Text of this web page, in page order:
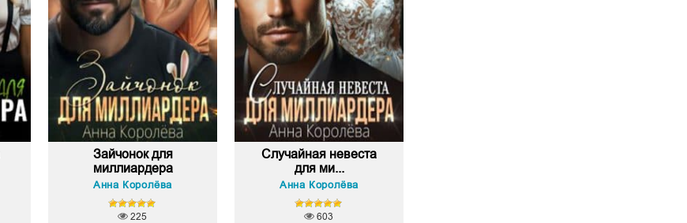
Зайчонок для
миллиардера
Анна Королёва
225
Случайная невеста
для ми...
Анна Королёва
603